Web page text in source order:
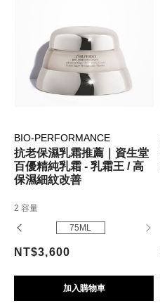
BIO-PERFORMANCE
抗老保濕乳霜推薦｜資生堂
百優精純乳霜 - 乳霜王 / 高
保濕細紋改善
2 容量
75ML
NT$3,600
加入購物車